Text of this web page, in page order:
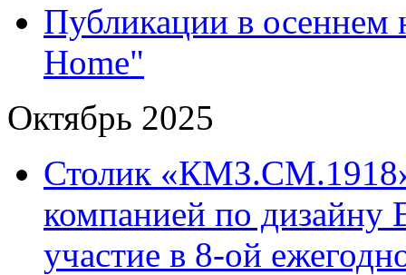
Публикации в
Home"
Октябрь 2025
Столик
компанией по
участие в 8-ой